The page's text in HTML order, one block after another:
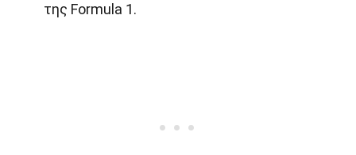
της Formula 1.